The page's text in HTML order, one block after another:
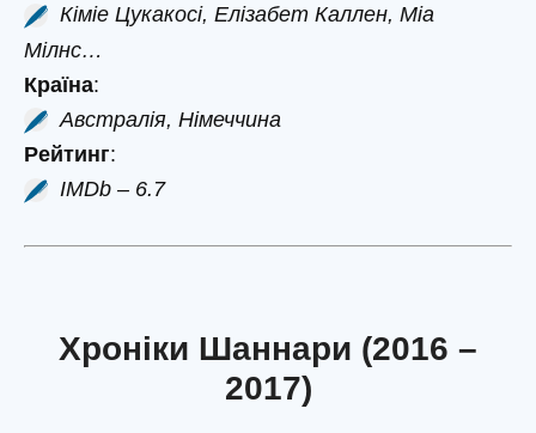
Кіміе Цукакосі, Елізабет Каллен, Міа
Мілнс…
Країна:
Австралія, Німеччина
Рейтинг:
IMDb – 6.7
Хроніки Шаннари (2016 –
2017)